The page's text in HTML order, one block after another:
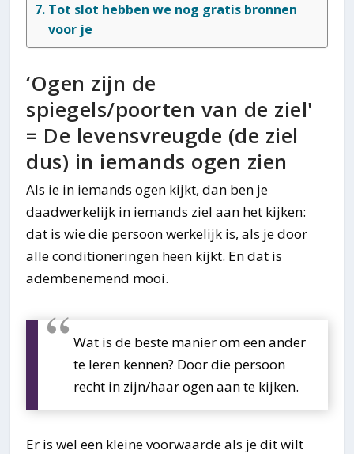
Tot slot hebben we nog gratis bronnen
voor je
‘Ogen zijn de
spiegels/poorten van de ziel'
= De levensvreugde (de ziel
dus) in iemands ogen zien
Als ie in iemands ogen kijkt, dan ben je
daadwerkelijk in iemands ziel aan het kijken:
dat is wie die persoon werkelijk is, als je door
alle conditioneringen heen kijkt. En dat is
adembenemend mooi.
Wat is de beste manier om een ander
te leren kennen? Door die persoon
recht in zijn/haar ogen aan te kijken.
Er is wel een kleine voorwaarde als je dit wilt